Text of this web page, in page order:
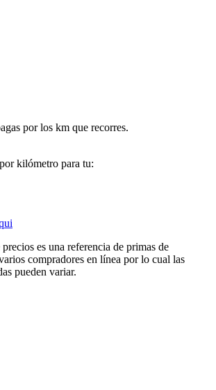
por los km que recorres.
kilómetro para tu:
es una referencia de primas de
compradores en línea por lo cual las
pueden variar.